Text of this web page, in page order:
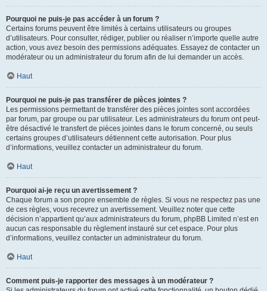
Pourquoi ne puis-je pas accéder à un forum ?
Certains forums peuvent être limités à certains utilisateurs ou groupes
d’utilisateurs. Pour consulter, rédiger, publier ou réaliser n’importe quelle autre
action, vous avez besoin des permissions adéquates. Essayez de contacter un
modérateur ou un administrateur du forum afin de lui demander un accès.
Haut
Pourquoi ne puis-je pas transférer de pièces jointes ?
Les permissions permettant de transférer des pièces jointes sont accordées
par forum, par groupe ou par utilisateur. Les administrateurs du forum ont peut-
être désactivé le transfert de pièces jointes dans le forum concerné, ou seuls
certains groupes d’utilisateurs détiennent cette autorisation. Pour plus
d’informations, veuillez contacter un administrateur du forum.
Haut
Pourquoi ai-je reçu un avertissement ?
Chaque forum a son propre ensemble de règles. Si vous ne respectez pas une
de ces règles, vous recevrez un avertissement. Veuillez noter que cette
décision n’appartient qu’aux administrateurs du forum, phpBB Limited n’est en
aucun cas responsable du règlement instauré sur cet espace. Pour plus
d’informations, veuillez contacter un administrateur du forum.
Haut
Comment puis-je rapporter des messages à un modérateur ?